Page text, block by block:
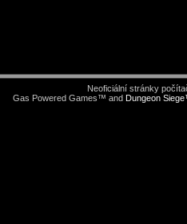
Neoficiální stránky
Gas Powered Games™ and Dungeon